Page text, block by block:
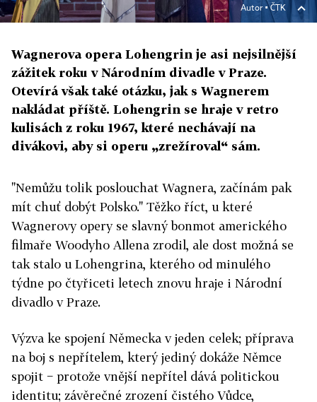
Autor ▪ČTK
Wagnerova opera Lohengrin je asi nejsilnější
zážitek roku v Národním divadle v Praze.
Otevírá však také otázku, jak s Wagnerem
nakládat příště. Lohengrin se hraje v retro
kulisách z roku 1967, které nechávají na
divákovi, aby si operu „zrežíroval“ sám.
"Nemůžu tolik poslouchat Wagnera, začínám pak
mít chuť dobýt Polsko." Těžko říct, u které
Wagnerovy opery se slavný bonmot amerického
filmaře Woodyho Allena zrodil, ale dost možná se
tak stalo u Lohengrina, kterého od minulého
týdne po čtyřiceti letech znovu hraje i Národní
divadlo v Praze.
Výzva ke spojení Německa v jeden celek; příprava
na boj s nepřítelem, který jediný dokáže Němce
spojit − protože vnější nepřítel dává politickou
identitu; závěrečné zrození čistého Vůdce,